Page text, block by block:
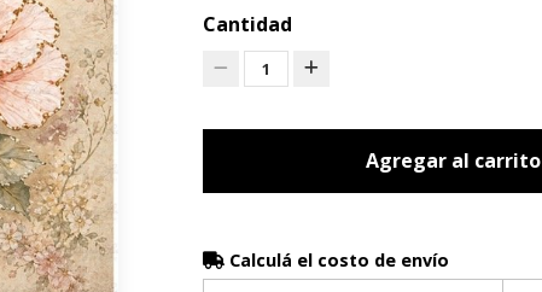
Cantidad
1
Agregar al carrito
Calculá el costo de envío